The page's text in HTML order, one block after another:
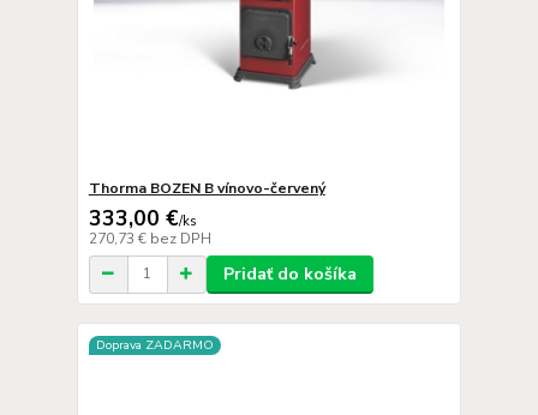
Thorma BOZEN B vínovo-červený
333,00 €/ks
270,73 € bez DPH
Pridať do košíka
Doprava ZADARMO